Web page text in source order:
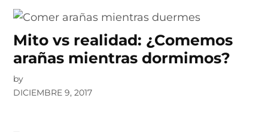
Mito vs realidad: ¿Comemos
arañas mientras dormimos?
by
DICIEMBRE 9, 2017